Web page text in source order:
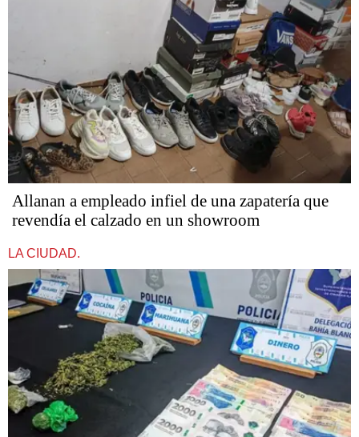
Allanan a empleado infiel de una zapatería que
revendía el calzado en un showroom
LA CIUDAD.